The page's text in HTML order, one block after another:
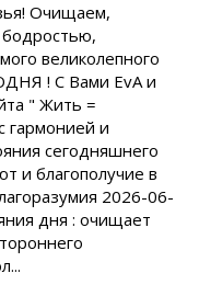
Очищаем,
великолепного
! С Вами EvA и
" Жить =
гармонией и
сегодняшнего
и благополучие в
2026-06-
дня : очищает